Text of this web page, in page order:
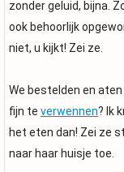
zonder geluid, bijna.
ook behoorlijk
niet, u kijkt! Zei ze.
We bestelden en
fijn te verwennen? Ik
het eten dan! Zei ze
naar haar huisje toe.